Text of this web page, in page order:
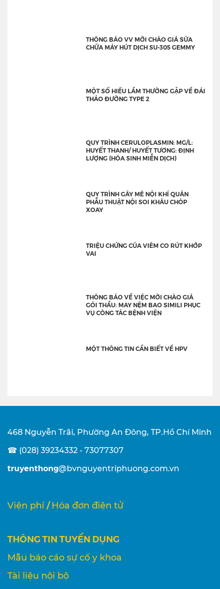
THÔNG BÁO VV MỜI CHÀO GIÁ SỬA
CHỮA MÁY HÚT DỊCH SU-305 GEMMY
MỘT SỐ HIỂU LẦM THƯỜNG GẶP VỀ ĐÁI
THÁO ĐƯỜNG TYPE 2
QUY TRÌNH CERULOPLASMIN: MG/L:
HUYẾT THANH/ HUYẾT TƯƠNG: ĐỊNH
LƯỢNG (HÓA SINH MIỄN DỊCH)
QUY TRÌNH GÂY MÊ NỘI KHÍ QUẢN
PHẪU THUẬT NỘI SOI KHÂU CHÓP
XOAY
TRIỆU CHỨNG CỦA VIÊM CO RÚT KHỚP
VAI
THÔNG BÁO VỀ VIỆC MỜI CHÀO GIÁ
GÓI THẦU: MAY NỆM BAO SIMILI PHỤC
VỤ CÔNG TÁC BỆNH VIỆN
MỘT THÔNG TIN CẦN BIẾT VỀ HPV
468 Nguyễn Trãi, Phường An Đông, TP.Hồ Chí Minh
☎ (028) 39234332 - 73077307
truyenthong@bvnguyentriphuong.com.vn
Viện phí / Hóa đơn điện tử
THÔNG TIN TUYỂN DỤNG
Mẫu báo cáo sự cố y khoa
Tài liệu nội bộ